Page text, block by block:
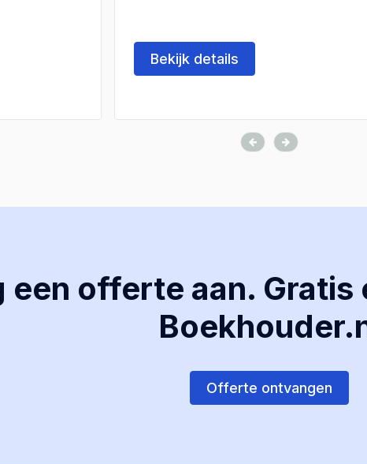
Bekijk details
een offerte aan.
Offerte ontvangen